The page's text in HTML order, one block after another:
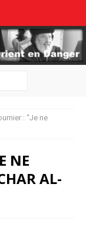
: “Je ne
NE
AL-